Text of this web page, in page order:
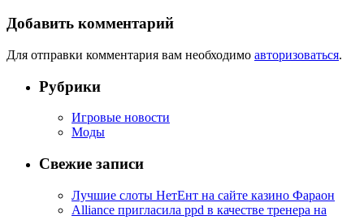
Добавить комментарий
Для отправки комментария вам необходимо авторизоваться.
Рубрики
Игровые новости
Моды
Свежие записи
Лучшие слоты НетЕнт на сайте казино Фараон
Alliance пригласила ppd в качестве тренера на